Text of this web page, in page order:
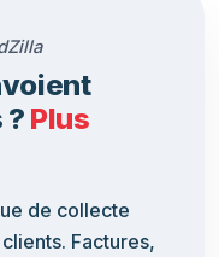
? Plus
de collecte
Factures,